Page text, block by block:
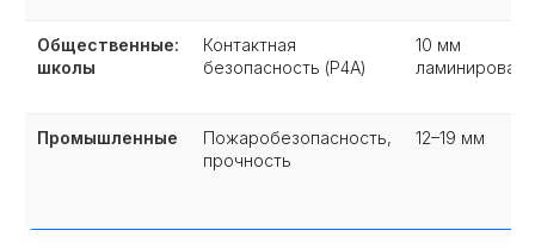
Общественные:
школы
Контактная
безопасность (P4A)
10 мм
Промышленные
Пожаробезопасность,
прочность
12–19 мм